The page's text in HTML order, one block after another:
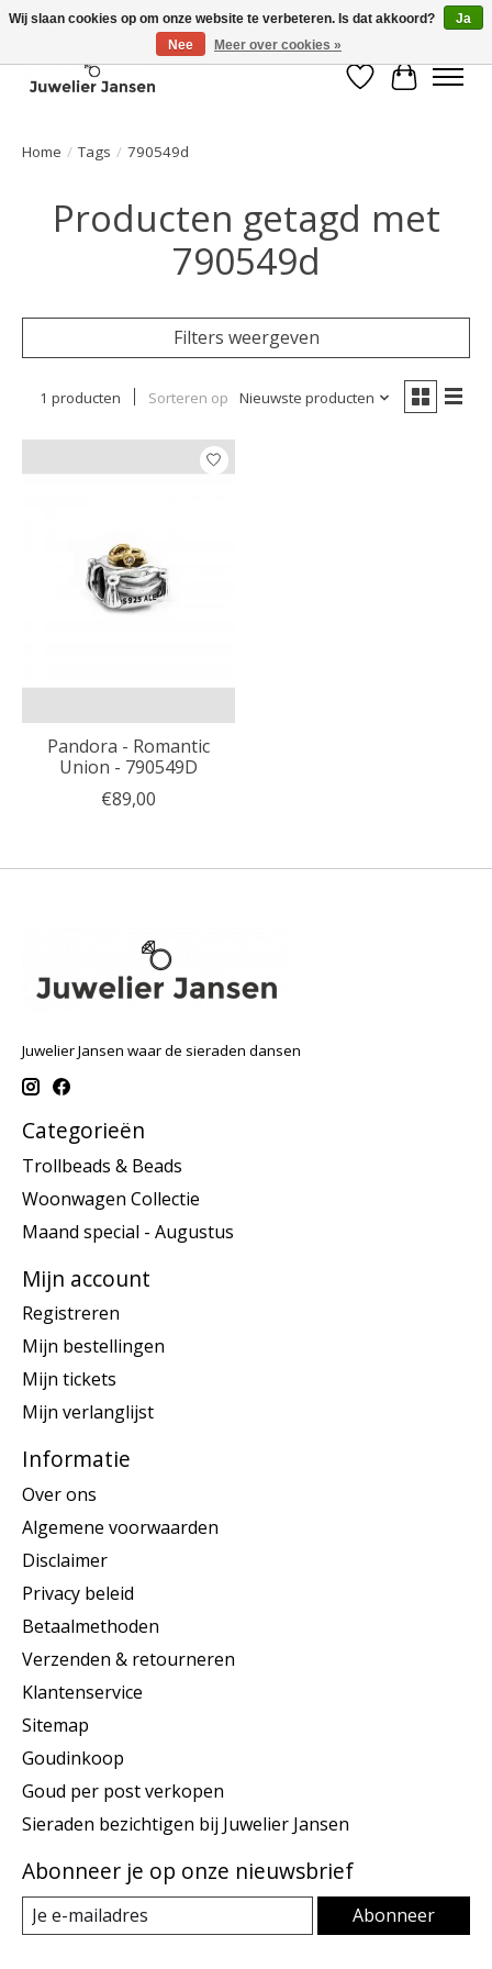
Verlanglijst
Home / Tags / 790549d
Producten getagd met
790549d
Filters weergeven
1 producten Sorteren op Nieuwste producten
Pandora - Romantic
Union - 790549D
€89,00
Juwelier Jansen waar de sieraden dansen
Categorieën
Trollbeads & Beads
Woonwagen Collectie
Maand special - Augustus
Mijn account
Registreren
Mijn bestellingen
Mijn tickets
Mijn verlanglijst
Informatie
Over ons
Algemene voorwaarden
Disclaimer
Privacy beleid
Betaalmethoden
Verzenden & retourneren
Klantenservice
Sitemap
Goudinkoop
Goud per post verkopen
Sieraden bezichtigen bij Juwelier Jansen
Abonneer je op onze nieuwsbrief
Abonneer
Wij slaan cookies op om onze website te verbeteren. Is dat akkoord?
Ja
Nee
Meer over cookies »